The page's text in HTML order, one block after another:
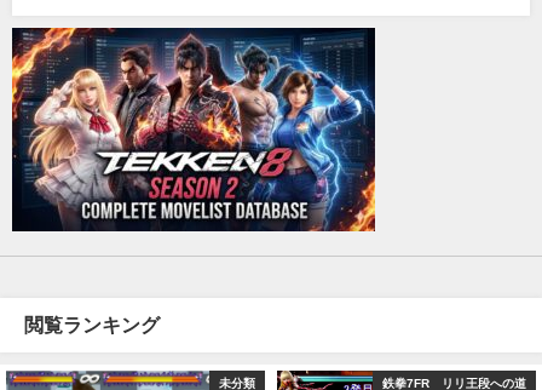
閲覧ランキング
未分類 鉄拳7FR リリ王段への道